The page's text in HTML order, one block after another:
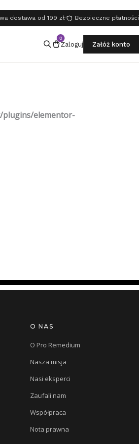
dostawa od 199 zł· Bezpieczne płatności
0
Zaloguj Załóż konto
plugins/elementor-
O NAS
O Pro Remedium
Nasza misja
Nasi eksperci
Zaufali nam
Współpraca
Nota prawna